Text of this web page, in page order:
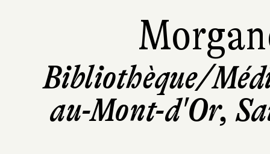
Bibliothèque/
au-Mont-d'Or,